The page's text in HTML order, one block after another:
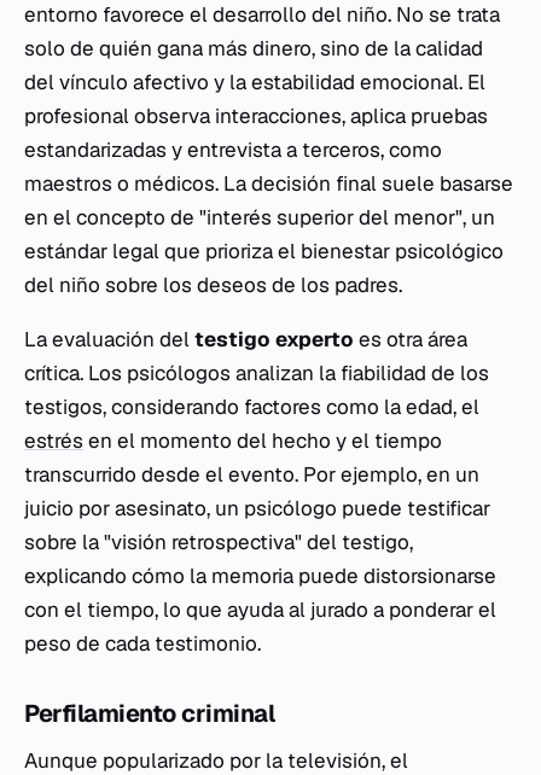
entorno favorece el desarrollo del niño. No se trata
solo de quién gana más dinero, sino de la calidad
del vínculo afectivo y la estabilidad emocional. El
profesional observa interacciones, aplica pruebas
estandarizadas y entrevista a terceros, como
maestros o médicos. La decisión final suele basarse
en el concepto de "interés superior del menor", un
estándar legal que prioriza el bienestar psicológico
del niño sobre los deseos de los padres.
La evaluación deltestigo experto es otra área
crítica. Los psicólogos analizan la fiabilidad de los
testigos, considerando factores como la edad, el
estrés en el momento del hecho y el tiempo
transcurrido desde el evento. Por ejemplo, en un
juicio por asesinato, un psicólogo puede testificar
sobre la "visión retrospectiva" del testigo,
explicando cómo la memoria puede distorsionarse
con el tiempo, lo que ayuda al jurado a ponderar el
peso de cada testimonio.
Perfilamiento criminal
Aunque popularizado por la televisión, el